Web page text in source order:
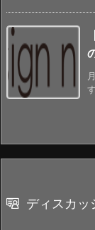
ディスカッ